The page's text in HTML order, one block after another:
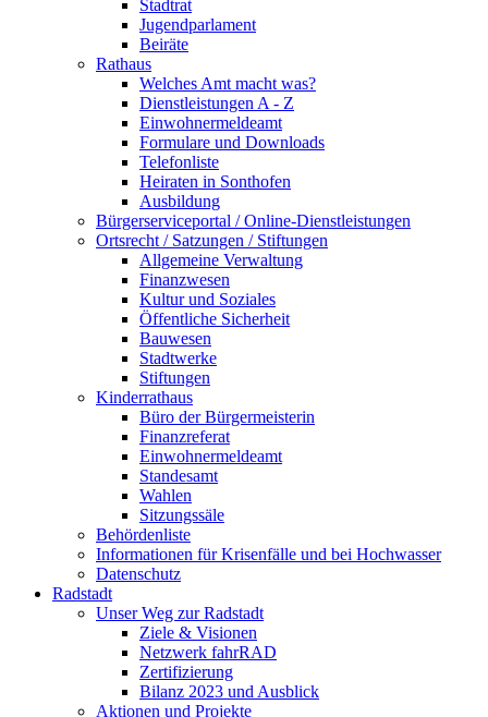
Stadtrat
Jugendparlament
Beiräte
Rathaus
Welches Amt macht was?
Dienstleistungen A - Z
Einwohnermeldeamt
Formulare und Downloads
Telefonliste
Heiraten in Sonthofen
Ausbildung
Bürgerserviceportal / Online-Dienstleistungen
Ortsrecht / Satzungen / Stiftungen
Allgemeine Verwaltung
Finanzwesen
Kultur und Soziales
Öffentliche Sicherheit
Bauwesen
Stadtwerke
Stiftungen
Kinderrathaus
Büro der Bürgermeisterin
Finanzreferat
Einwohnermeldeamt
Standesamt
Wahlen
Sitzungssäle
Behördenliste
Informationen für Krisenfälle und bei Hochwasser
Datenschutz
Radstadt
Unser Weg zur Radstadt
Ziele & Visionen
Netzwerk fahrRAD
Zertifizierung
Bilanz 2023 und Ausblick
Aktionen und Projekte